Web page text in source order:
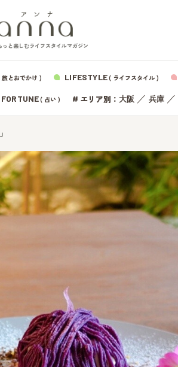
っと楽しむライフスタイルマガジン
旅とおでかけ ) LIFESTYLE( ライフスタイル )
FORTUNE( 占い ) # エリア別： 大阪 ／ 兵庫／